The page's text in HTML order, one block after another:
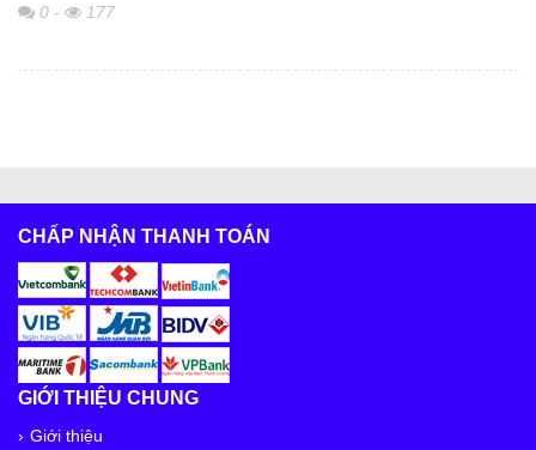
0 - 177
CHẤP NHẬN THANH TOÁN
GIỚI THIỆU CHUNG
Giới thiệu